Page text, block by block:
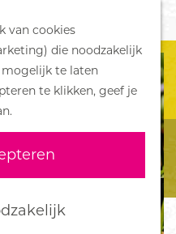
van cookies
die noodzakelijk
te laten
te klikken, geef je